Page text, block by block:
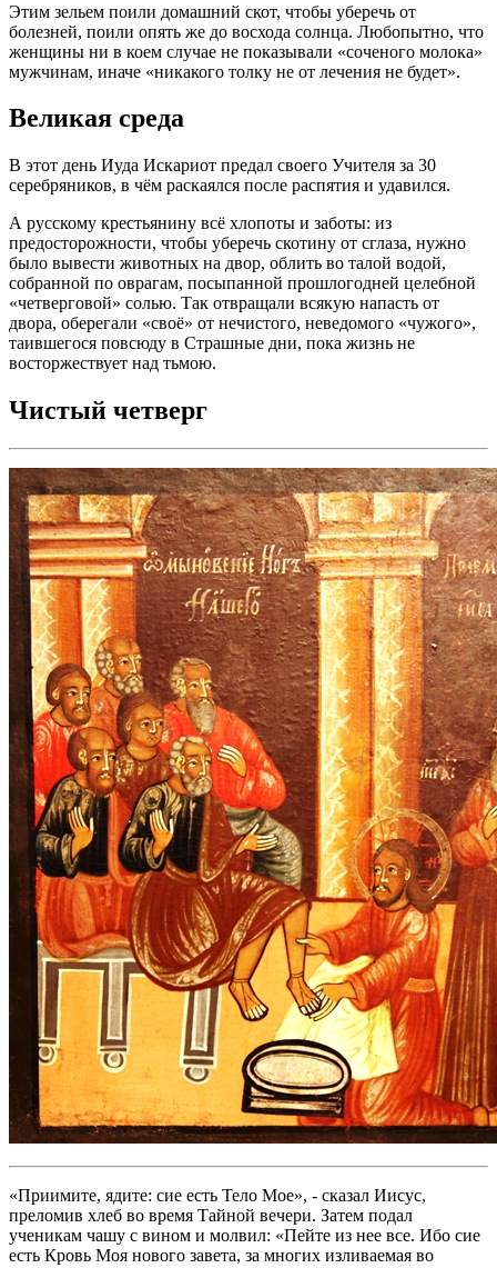
Этим зельем поили домашний скот, чтобы уберечь от
болезней, поили опять же до восхода солнца. Любопытно, что
женщины ни в коем случае не показывали «соченого молока»
мужчинам, иначе «никакого толку не от лечения не будет».
Великая среда
В этот день Иуда Искариот предал своего Учителя за 30
серебряников, в чём раскаялся после распятия и удавился.
А русскому крестьянину всё хлопоты и заботы: из
предосторожности, чтобы уберечь скотину от сглаза, нужно
было вывести животных на двор, облить во талой водой,
собранной по оврагам, посыпанной прошлогодней целебной
«четверговой» солью. Так отвращали всякую напасть от
двора, оберегали «своё» от нечистого, неведомого «чужого»,
таившегося повсюду в Страшные дни, пока жизнь не
восторжествует над тьмою.
Чистый четверг
«Приимите, ядите: сие есть Тело Мое», - сказал Иисус,
преломив хлеб во время Тайной вечери. Затем подал
ученикам чашу с вином и молвил: «Пейте из нее все. Ибо сие
есть Кровь Моя нового завета, за многих изливаемая во